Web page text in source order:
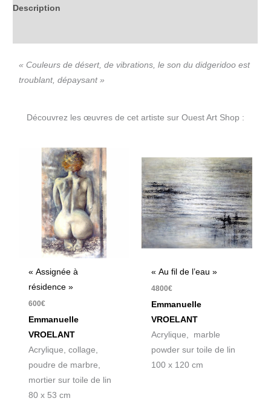
Description
« Couleurs de désert, de vibrations, le son du didgeridoo est
troublant, dépaysant »
Découvrez les œuvres de cet artiste sur Ouest Art Shop :
« Assignée à
résidence »
600€
Emmanuelle
VROELANT
Acrylique, collage,
poudre de marbre,
mortier sur toile de lin
80 x 53 cm
« Au fil de l’eau »
4800€
Emmanuelle
VROELANT
Acrylique, marble
powder sur toile de lin
100 x 120 cm